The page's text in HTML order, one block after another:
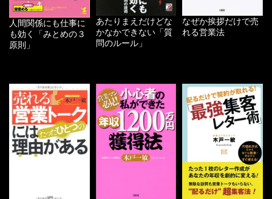
人間関係にも仕事に
も効く「みとめの３
原則」
あたりまえだけどな
かなかできない「質
問のルール」
なぜか挨拶だけで売
れる営業法